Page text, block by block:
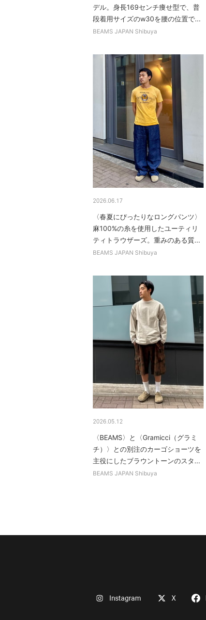
デル。身長169センチ痩せ型で、普
段着用サイズのw30を腰の位置で...
BEAMS JAPAN Shibuya
2026.06.17
〈春夏にぴったりなロングパンツ〉
麻100%の糸を使用したユーティリ
ティトラウザーズ。重みのある質...
BEAMS JAPAN Shibuya
2026.05.12
〈BEAMS〉と〈Gramicci（グラミ
チ）〉との別注のカーゴショーツを
主役にしたブラウントーンのスタ...
BEAMS JAPAN Shibuya
Instagram X